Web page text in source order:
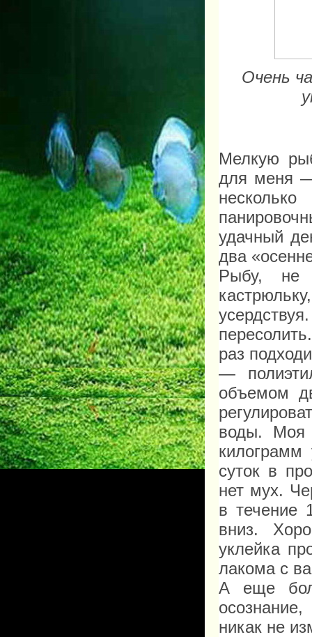
Очень
Мелкую
для меня
удачный
два
Рыбу, не
раз
—
объемом
воды. Моя
суток в
нет мух.
в течение
вниз.
уклейка
лакома с
А еще
никак не